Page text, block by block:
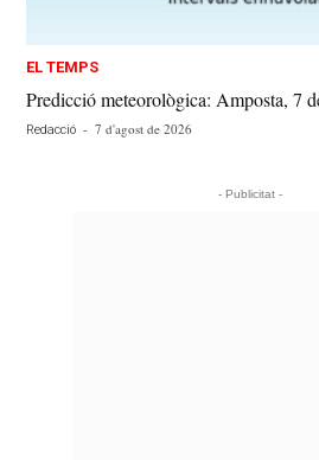
EL TEMPS
Predicció meteorològica: Amposta, 7
Redacció - 7 d'agost de 2026
- Publicitat -